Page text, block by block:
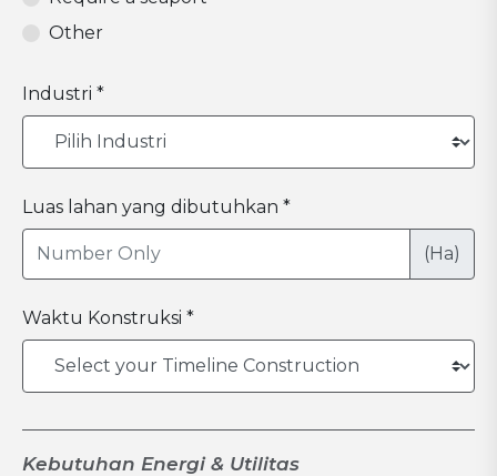
Other
Industri *
Luas lahan yang dibutuhkan *
(Ha)
Waktu Konstruksi *
Kebutuhan Energi & Utilitas